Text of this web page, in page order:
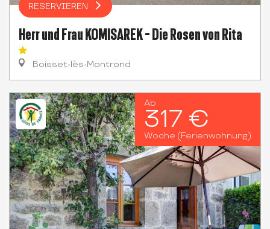
RESERVIEREN
Herr und Frau KOMISAREK - Die Rosen von Rita
Boisset-lès-Montrond
Ab
317 €
Woche (Ferienwohnung)